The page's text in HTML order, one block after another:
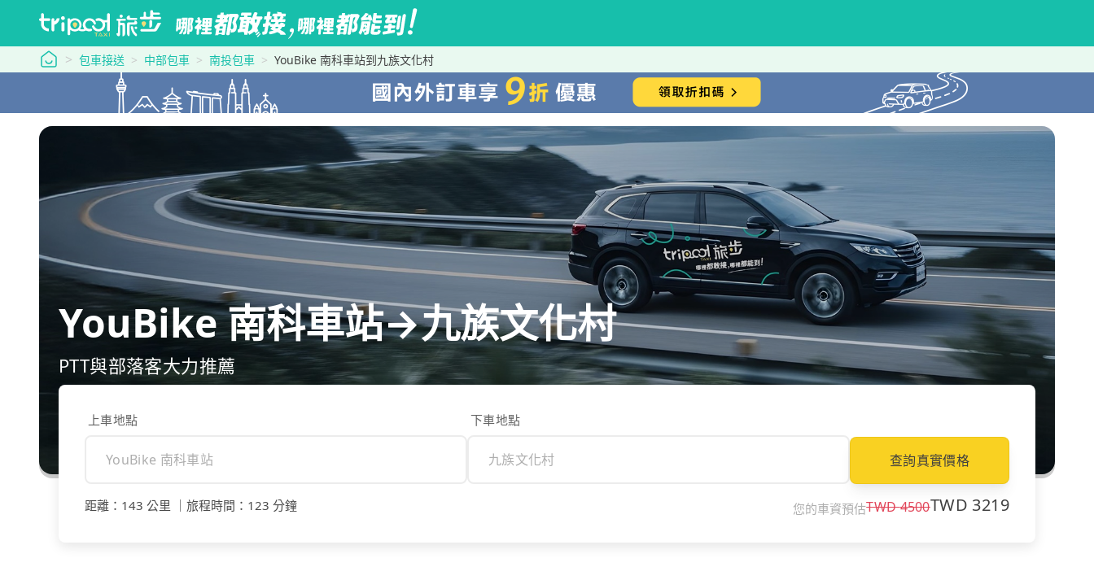
tripool 旅步
包車接送 中部包車 南投包車 YouBike 南科車站到九族文化村
YouBike 南科車站→九族文化村
PTT與部落客大力推薦
上車地點 下車地點
查詢真實價格
距離 ： 143 公里 旅程時間 ： 123 分鐘 您的車資預估TWD4500TWD 3219